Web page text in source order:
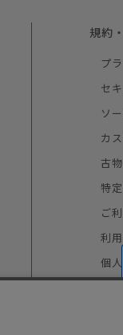
規約
プ
セ
ソ
カ
古
特
ご
利
個